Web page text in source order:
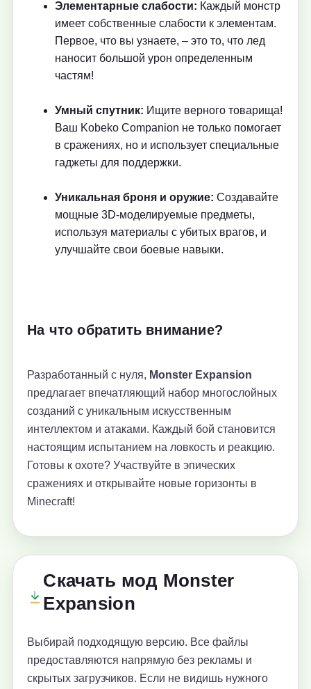
Элементарные слабости: Каждый монстр
имеет собственные слабости к элементам.
Первое, что вы узнаете, – это то, что лед
наносит большой урон определенным
частям!
Умный спутник: Ищите верного товарища!
Ваш Kobeko Companion не только помогает
в сражениях, но и использует специальные
гаджеты для поддержки.
Уникальная броня и оружие: Создавайте
мощные 3D-моделируемые предметы,
используя материалы с убитых врагов, и
улучшайте свои боевые навыки.
На что обратить внимание?
Разработанный с нуля, Monster Expansion
предлагает впечатляющий набор многослойных
созданий с уникальным искусственным
интеллектом и атаками. Каждый бой становится
настоящим испытанием на ловкость и реакцию.
Готовы к охоте? Участвуйте в эпических
сражениях и открывайте новые горизонты в
Minecraft!
Скачать мод Monster
Expansion
Выбирай подходящую версию. Все файлы
предоставляются напрямую без рекламы и
скрытых загрузчиков. Если не видишь нужного